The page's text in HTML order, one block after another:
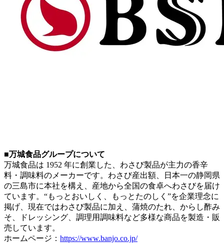
■万城食品グループについて
万城食品は 1952 年に創業した、わさび製品が主力の香辛
料・調味料のメーカーです。わさび産出額、日本一の静岡県
の三島市に本社を構え、産地から全国の食卓へわさびを届け
ています。“もっとおいしく、もっとたのしく”を企業理念に
掲げ、現在ではわさび製品に加え、蒲焼のたれ、からし酢み
そ、ドレッシング、調理用調味料など多様な商品を製造・販
売しています。
ホームページ： https://www.banjo.co.jp/